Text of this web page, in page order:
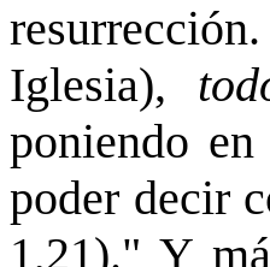
Iglesia),
poniendo
poder decir
1,21)." Y